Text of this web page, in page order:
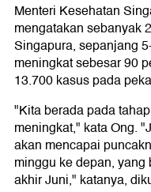
Menteri Kesehatan
mengatakan sebanyak
Singapura, sepanjang
meningkat sebesar 90
13.700 kasus pada
"Kita berada pada
meningkat," kata Ong.
akan mencapai
minggu ke depan,
akhir Juni," katanya,